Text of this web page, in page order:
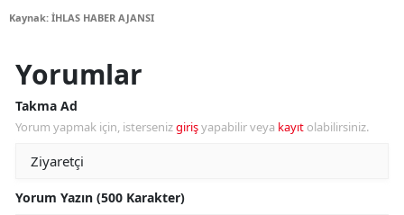
Kaynak: İHLAS HABER AJANSI
Yorumlar
Takma Ad
Yorum yapmak için, istersenizgirişyapabilir veya kayıt olabilirsiniz.
Yorum Yazın (500 Karakter)